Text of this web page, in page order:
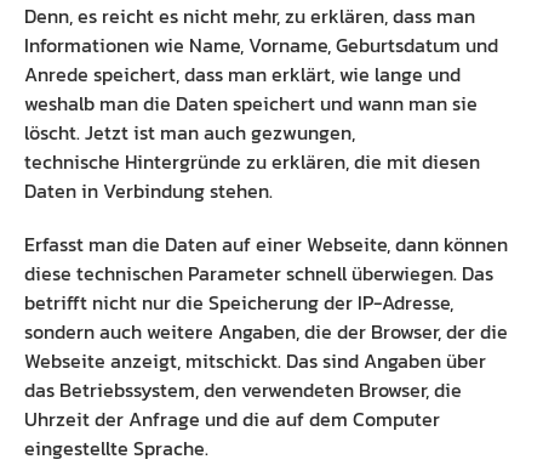
Denn, es reicht es nicht mehr, zu erklären, dass man
Informationen wie Name, Vorname, Geburtsdatum und
Anrede speichert, dass man erklärt, wie lange und
weshalb man die Daten speichert und wann man sie
löscht. Jetzt ist man auch gezwungen,
technische Hintergründe zu erklären, die mit diesen
Daten in Verbindung stehen.
Erfasst man die Daten auf einer Webseite, dann können
diese technischen Parameter schnell überwiegen. Das
betrifft nicht nur die Speicherung der IP-Adresse,
sondern auch weitere Angaben, die der Browser, der die
Webseite anzeigt, mitschickt. Das sind Angaben über
das Betriebssystem, den verwendeten Browser, die
Uhrzeit der Anfrage und die auf dem Computer
eingestellte Sprache.